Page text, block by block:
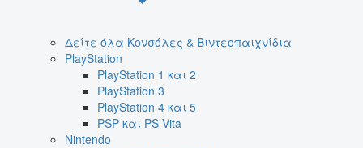
Δείτε όλα Κονσόλες & Βιντεοπαιχνίδια
PlayStation
PlayStation 1 και 2
PlayStation 3
PlayStation 4 και 5
PSP και PS Vita
Nintendo